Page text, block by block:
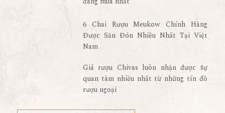
6 Chai Rượu Meukow Chính Hãng
Được Săn Đón Nhiều Nhất Tại Việt
Nam
Giá rượu Chivas luôn nhận được sự
quan tâm nhiều nhất từ những tín đồ
rượu ngoại